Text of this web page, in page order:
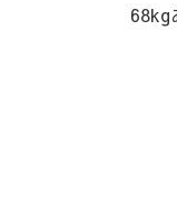
68kg